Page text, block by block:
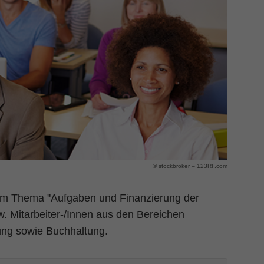
© stockbroker – 123RF.com
Thema "Aufgaben und Finanzierung der
Mitarbeiter-/Innen aus den Bereichen
sowie Buchhaltung.